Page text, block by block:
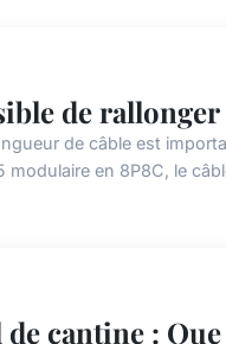
de
de câble est
modulaire en 8P8C, le
cantine :